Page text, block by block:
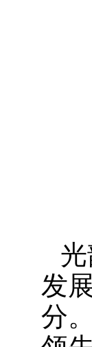
发
分